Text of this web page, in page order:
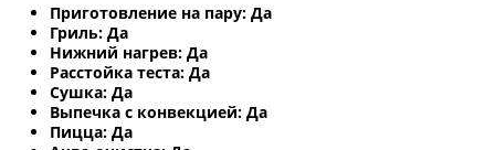
Приготовление на пару: Да
Гриль: Да
Нижний нагрев: Да
Расстойка теста: Да
Сушка: Да
Выпечка с конвекцией: Да
Пицца: Да